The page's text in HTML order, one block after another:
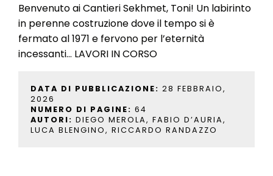
Benvenuto ai Cantieri Sekhmet, Toni! Un labirinto
in perenne costruzione dove il tempo si è
fermato al 1971 e fervono per l’eternità
incessanti… LAVORI IN CORSO
DATA DI PUBBLICAZIONE: 28 FEBBRAIO,
2026
NUMERO DI PAGINE: 64
AUTORI: DIEGO MEROLA, FABIO D’AURIA,
LUCA BLENGINO, RICCARDO RANDAZZO